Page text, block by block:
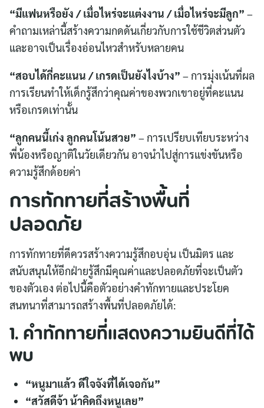
“มีแฟนหรือยัง / เมื่อไหร่จะแต่งงาน / เมื่อไหร่จะมีลูก” –
คำถามเหล่านี้สร้างความกดดันเกี่ยวกับการใช้ชีวิตส่วนตัว
และอาจเป็นเรื่องอ่อนไหวสำหรับหลายคน
“สอบได้กี่คะแนน / เกรดเป็นยังไงบ้าง” – การมุ่งเน้นที่ผล
การเรียนทำให้เด็กรู้สึกว่าคุณค่าของพวกเขาอยู่ที่คะแนน
หรือเกรดเท่านั้น
“ลูกคนนี้เก่ง ลูกคนโน้นสวย” – การเปรียบเทียบระหว่าง
พี่น้องหรือญาติในวัยเดียวกัน อาจนำไปสู่การแข่งขันหรือ
ความรู้สึกด้อยค่า
การทักทายที่สร้างพื้นที่
ปลอดภัย
การทักทายที่ดีควรสร้างความรู้สึกอบอุ่น เป็นมิตร และ
สนับสนุนให้อีกฝ่ายรู้สึกมีคุณค่าและปลอดภัยที่จะเป็นตัว
ของตัวเอง ต่อไปนี้คือตัวอย่างคำทักทายและประโยค
สนทนาที่สามารถสร้างพื้นที่ปลอดภัยได้:
1. คำทักทายที่แสดงความยินดีที่ได้
พบ
“หนูมาแล้ว ดีใจจังที่ได้เจอกัน”
“สวัสดีจ้า น้าคิดถึงหนูเลย”